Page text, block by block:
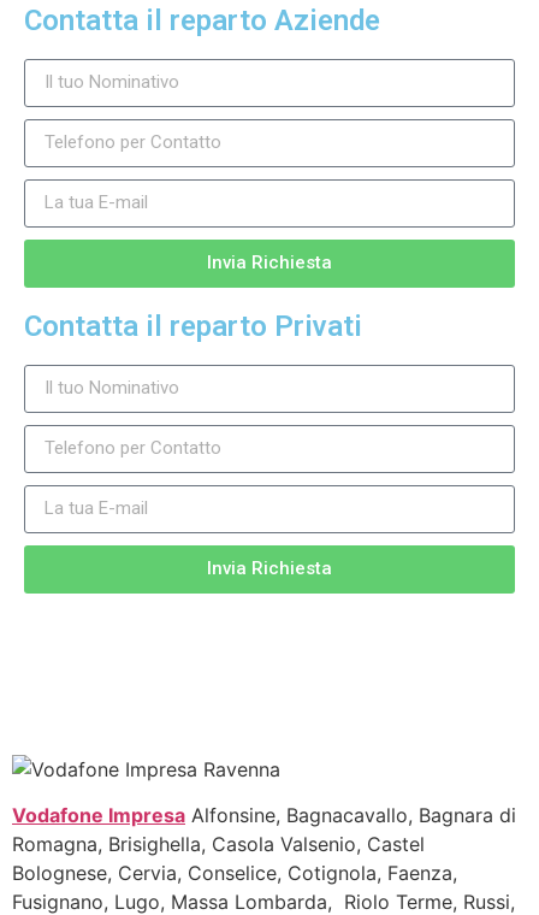
Contatta il reparto Aziende
Invia Richiesta
Contatta il reparto Privati
Invia Richiesta
Vodafone Impresa Alfonsine, Bagnacavallo, Bagnara di
Romagna, Brisighella, Casola Valsenio, Castel
Bolognese, Cervia, Conselice, Cotignola, Faenza,
Fusignano, Lugo, Massa Lombarda, Riolo Terme, Russi,